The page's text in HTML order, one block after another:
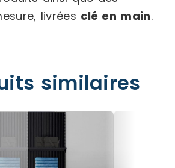
livrées clé en main.
similaires